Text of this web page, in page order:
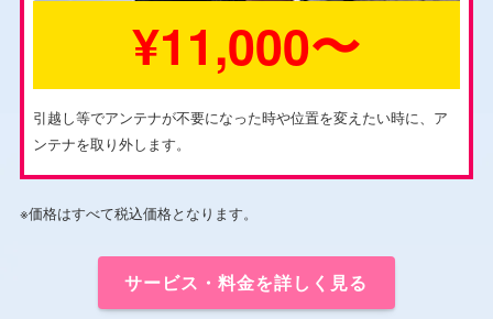
¥11,000〜
引越し等でアンテナが不要になった時や位置を変えたい時に、ア
ンテナを取り外します。
※価格はすべて税込価格となります。
サービス・料金を詳しく見る